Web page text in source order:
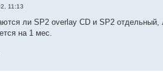
11:13
ли SP2 overlay CD и SP2
на 1 мес.